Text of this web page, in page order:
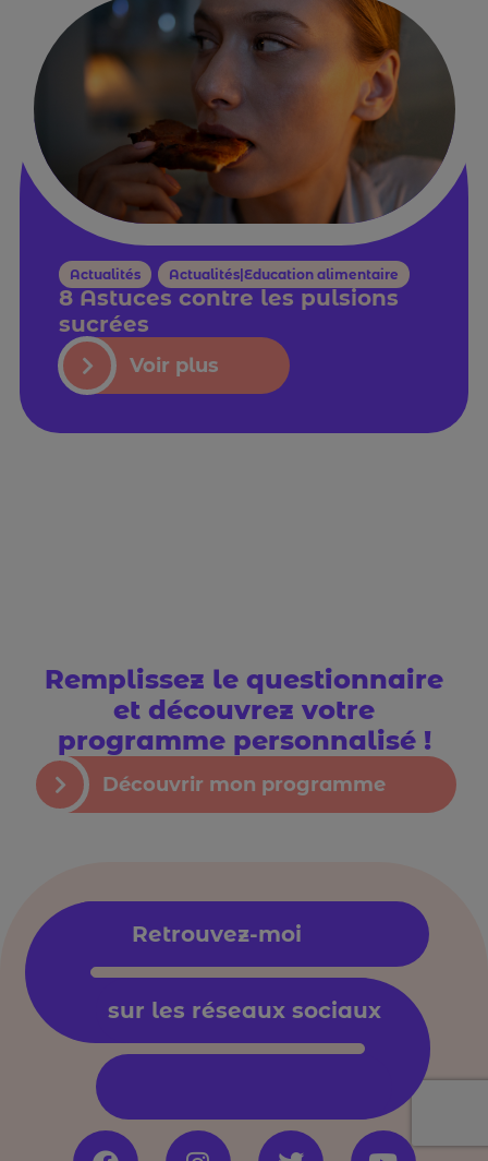
Actualités Actualités|Education alimentaire
8 Astuces contre les pulsions
sucrées
Voir plus
Remplissez le questionnaire
et découvrez votre
programme personnalisé !
Découvrir mon programme
Retrouvez-moi
sur les réseaux sociaux